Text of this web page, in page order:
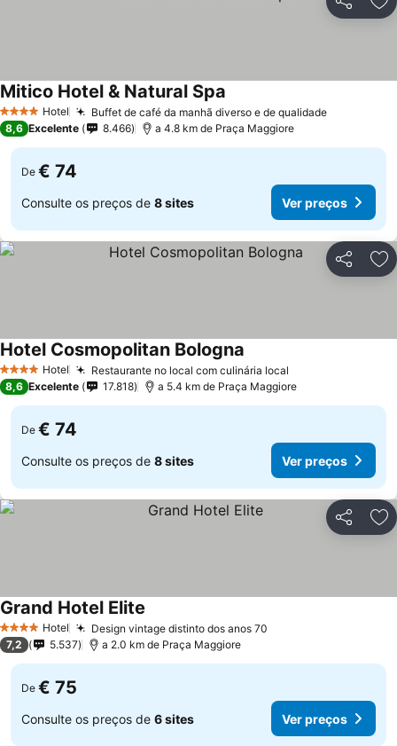
Partilhar
4 EstrelasHotel Buffet de café da manhã diverso e de qualidadeVer
Mitico Hotel & Natural Spa
8,6 Excelente 8.466 a 4.8 km de Praça Maggiore
De € 74
Consulte os preços de 8 sites Ver preços
Partilhar
4 EstrelasHotel Restaurante no local com culinária local
Hotel Cosmopolitan Bologna
8,6 Excelente 17.818 a 5.4 km de Praça Maggiore
De € 74
Consulte os preços de 8 sites Ver preços
Partilhar
4 EstrelasHotel Design vintage distinto dos anos 70
Grand Hotel Elite
7,2 5.537 a 2.0 km de Praça Maggiore
De € 75
Consulte os preços de 6 sites Ver preços